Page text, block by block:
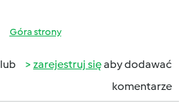
Góra strony
lub zarejestruj sięaby dodawać
komentarze